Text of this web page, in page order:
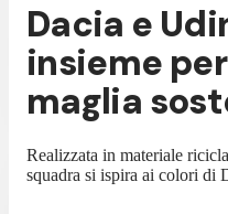
Dacia e
insieme
maglia
Realizzata in materiale
squadra si ispira ai colori di